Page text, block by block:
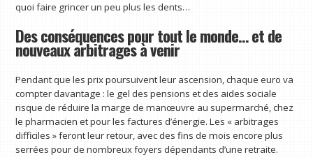
quoi faire grincer un peu plus les dents…
Des conséquences pour tout le monde… et de
nouveaux arbitrages à venir
Pendant que les prix poursuivent leur ascension, chaque euro va
compter davantage : le gel des pensions et des aides sociale
risque de réduire la marge de manœuvre au supermarché, chez
le pharmacien et pour les factures d’énergie. Les « arbitrages
difficiles » feront leur retour, avec des fins de mois encore plus
serrées pour de nombreux foyers dépendants d’une retraite.